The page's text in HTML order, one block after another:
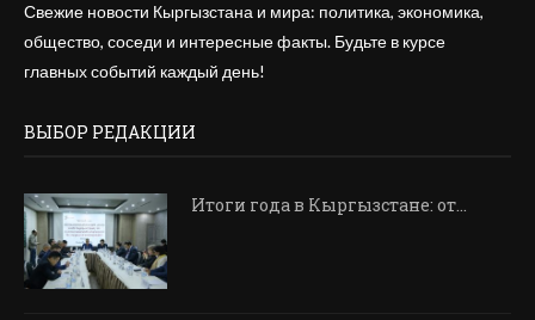
Свежие новости Кыргызстана и мира: политика, экономика,
общество, соседи и интересные факты. Будьте в курсе
главных событий каждый день!
ВЫБОР РЕДАКЦИИ
Итоги года в Кыргызстане: от…